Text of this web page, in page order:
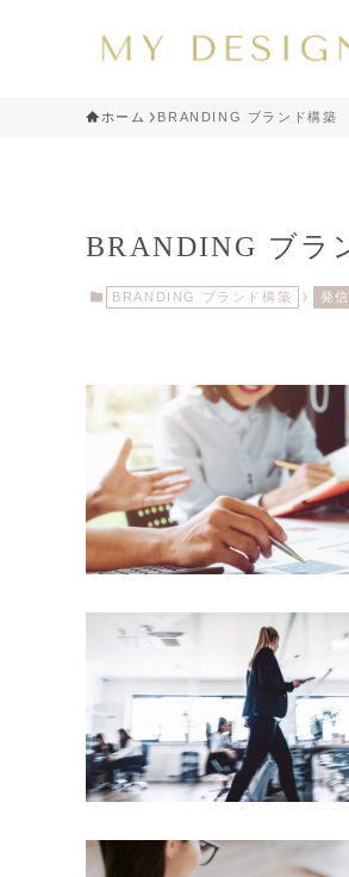
ホーム BRANDING ブランド構築
BRANDING ブラ
BRANDING ブランド構築 発